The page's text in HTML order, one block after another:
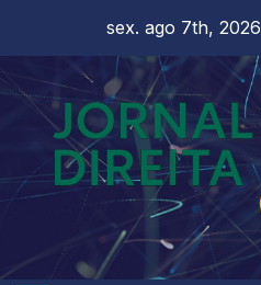
content
sex. ago 7th, 2026